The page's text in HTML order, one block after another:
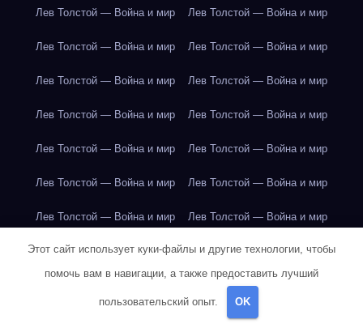
Лев Толстой — Война и мир Лев Толстой — Война и мир
Лев Толстой — Война и мир Лев Толстой — Война и мир
Лев Толстой — Война и мир Лев Толстой — Война и мир
Лев Толстой — Война и мир Лев Толстой — Война и мир
Лев Толстой — Война и мир Лев Толстой — Война и мир
Лев Толстой — Война и мир Лев Толстой — Война и мир
Лев Толстой — Война и мир Лев Толстой — Война и мир
Лондон Лондон Лондон Лондон Лондон Лондон
Лондон
Лондон Лос-Анджелес
Этот сайт использует куки-файлы и другие технологии, чтобы
помочь вам в навигации, а также предоставить лучший
пользовательский опыт. OK